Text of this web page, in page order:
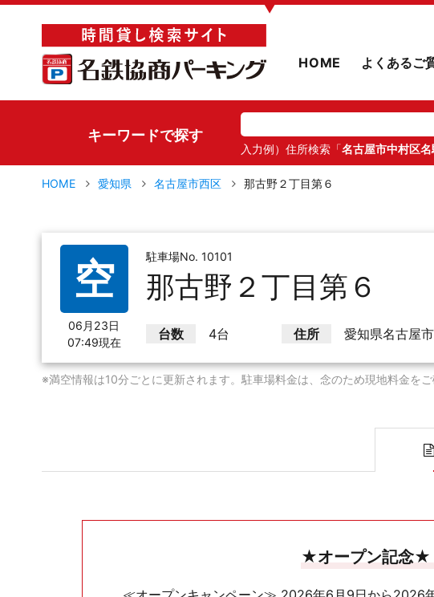
▼
HOME よくあるご
キーワードで探す
入力例）住所検索「名古屋市中村区名
HOME 愛知県 名古屋市西区 那古野２丁目第６
空
06月23日
07:49現在
駐車場No. 10101
那古野２丁目第６
台数 4台 住所 愛知県名古屋
※満空情報は10分ごとに更新されます。駐車場料金は、念のため現地料金をご
★オープン記念★